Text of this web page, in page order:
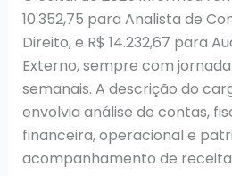
10.352,75 para Analista de
Direito, e R$ 14.232,67 para
Externo, sempre com
semanais. A descrição do
envolvia análise de contas,
financeira, operacional e
acompanhamento de